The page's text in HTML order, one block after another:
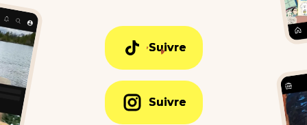
Suivre
Suivre
Suivre
Suivre